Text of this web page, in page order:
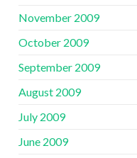
November 2009
October 2009
September 2009
August 2009
July 2009
June 2009